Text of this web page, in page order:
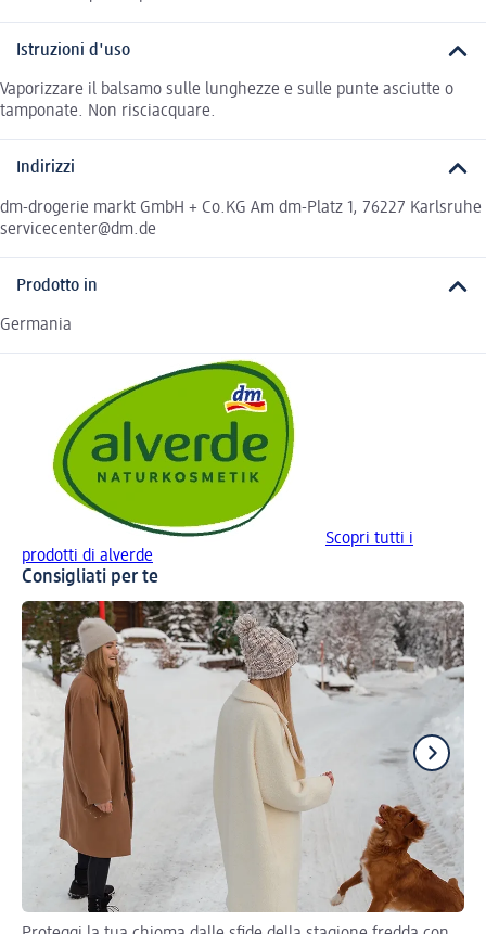
Istruzioni d'uso
Vaporizzare il balsamo sulle lunghezze e sulle punte asciutte o
tamponate. Non risciacquare.
Indirizzi
dm-drogerie markt GmbH + Co.KG Am dm-Platz 1, 76227 Karlsruhe
servicecenter@dm.de
Prodotto in
Germania
Scopri tutti i
prodotti di alverde
Consigliati per te